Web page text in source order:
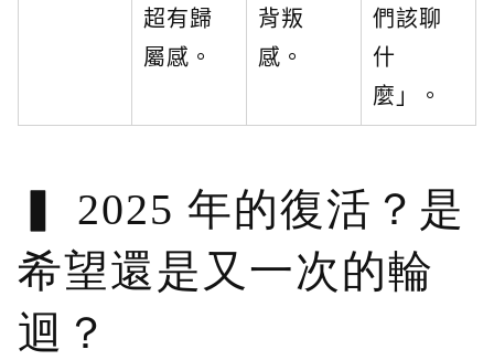
超有歸
屬感。
背叛
感。
們該聊
什
麼」。
2025 年的復活？是
希望還是又一次的輪
迴？